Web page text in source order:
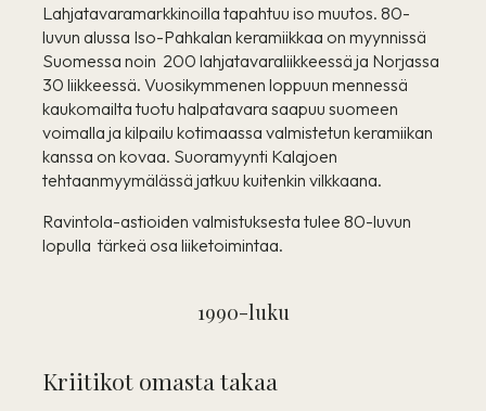
Lahjatavaramarkkinoilla tapahtuu iso muutos. 80-
luvun alussa Iso-Pahkalan keramiikkaa on myynnissä
Suomessa noin 200 lahjatavaraliikkeessä ja Norjassa
30 liikkeessä. Vuosikymmenen loppuun mennessä
kaukomailta tuotu halpatavara saapuu suomeen
voimalla ja kilpailu kotimaassa valmistetun keramiikan
kanssa on kovaa. Suoramyynti Kalajoen
tehtaanmyymälässä jatkuu kuitenkin vilkkaana.
Ravintola-astioiden valmistuksesta tulee 80-luvun
lopulla tärkeä osa liiketoimintaa.
1990-luku
Kriitikot omasta takaa